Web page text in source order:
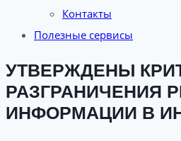
Контакты
Полезные сервисы
УТВЕРЖДЕНЫ
РАЗГРАНИЧЕНИЯ
ИНФОРМАЦИИ В